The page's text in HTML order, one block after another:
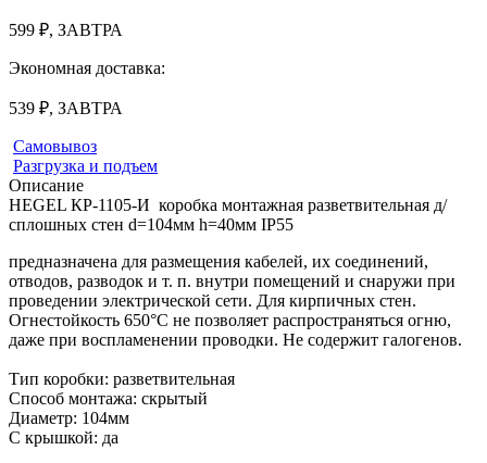
599 ₽, ЗАВТРА
Экономная доставка:
539 ₽, ЗАВТРА
Самовывоз
Разгрузка и подъем
Описание
HEGEL КР-1105-И коробка монтажная разветвительная д/
сплошных стен d=104мм h=40мм IP55
предназначена для размещения кабелей, их соединений,
отводов, разводок и т. п. внутри помещений и снаружи при
проведении электрической сети. Для кирпичных стен.
Огнестойкость 650°С не позволяет распространяться огню,
даже при воспламенении проводки. Не содержит галогенов.
Тип коробки: разветвительная
Способ монтажа: скрытый
Диаметр: 104мм
С крышкой: да